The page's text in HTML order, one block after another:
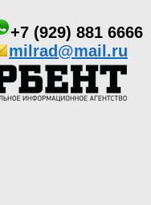
+7 (929) 881 6666
milrad@mail.ru